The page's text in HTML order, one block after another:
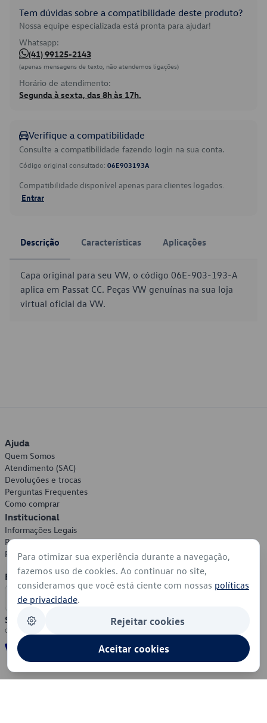
Tem dúvidas sobre a compatibilidade deste produto?
Nossa equipe especializada está pronta para ajudar!
Whatsapp:
(41) 99125-2143
(apenas mensagens de texto, não atendemos ligações)
Horário de atendimento:
Segunda à sexta, das 8h às 17h.
Verifique a compatibilidade
Consulte a compatibilidade fazendo login na sua conta.
Código original consultado: 06E903193A
Compatibilidade disponível apenas para clientes logados.
Entrar
Descrição Características Aplicações
Capa original para seu VW, o código 06E-903-193-A
aplica em Passat CC. Peças VW genuínas na sua loja
virtual oficial da VW.
Ajuda
Quem Somos
Atendimento (SAC)
Devoluções e trocas
Perguntas Frequentes
Como comprar
Institucional
Informações Legais
Política de Privacidade
Política de Cookies
Formas de Pagamento
Segurança
Para otimizar sua experiência durante a navegação,
fazemos uso de cookies. Ao continuar no site,
consideramos que você está ciente com nossas políticas
de privacidade.
Rejeitar cookies
Aceitar cookies